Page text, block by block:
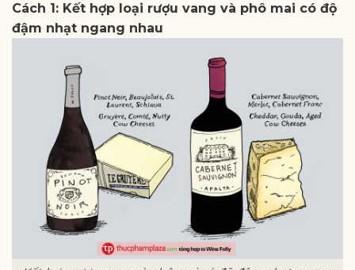
Cách 1: Kết hợp loại rượu vang và phô mai có độ
đậm nhạt ngang nhau